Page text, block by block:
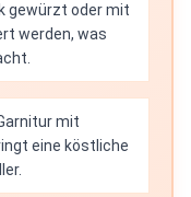
gewürzt oder mit
werden, was
mit
eine köstliche